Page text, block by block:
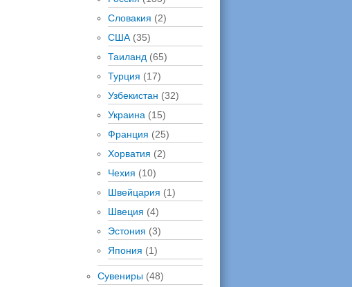
Словакия (2)
США (35)
Таиланд (65)
Турция (17)
Узбекистан (32)
Украина (15)
Франция (25)
Хорватия (2)
Чехия (10)
Швейцария (1)
Швеция (4)
Эстония (3)
Япония (1)
Сувениры (48)